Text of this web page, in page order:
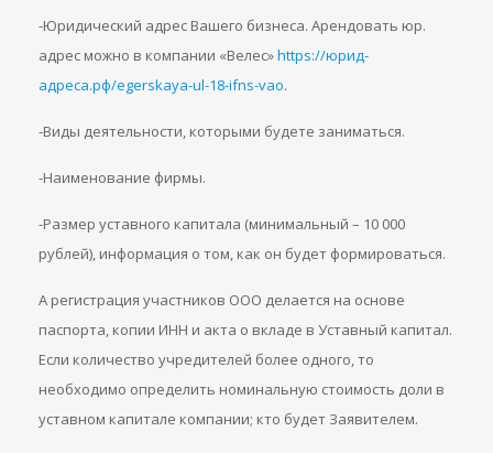
-Юридический адрес Вашего бизнеса. Арендовать юр.
адрес можно в компании «Велес»https://юрид-
адреса.рф/egerskaya-ul-18-ifns-vao.
-Виды деятельности, которыми будете заниматься.
-Наименование фирмы.
-Размер уставного капитала (минимальный – 10 000
рублей), информация о том, как он будет формироваться.
А регистрация участников ООО делается на основе
паспорта, копии ИНН и акта о вкладе в Уставный капитал.
Если количество учредителей более одного, то
необходимо определить номинальную стоимость доли в
уставном капитале компании; кто будет Заявителем.